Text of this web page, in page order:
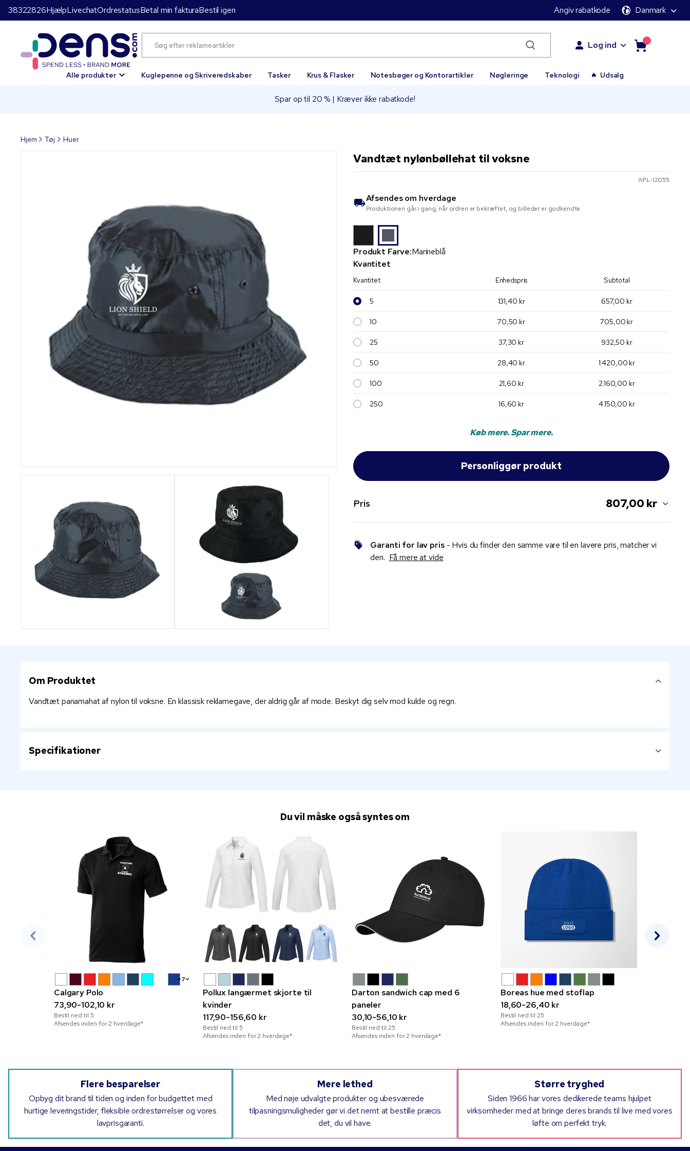
38322826HjælpLivechatOrdrestatusBetal min fakturaBestil igen Angiv rabatkode Danmark
Log ind
Alle produkter Kuglepenne og Skriveredskaber Tasker Krus & Flasker Notesbøger og Kontorartikler Nøgleringe Teknologi Udsalg
Spar op til 20 % | Kræver ikke rabatkode!
Hjem Tøj Huer
Vandtæt nylønbøllehat til voksne
APL-12055
Afsendes om hverdage
Produktionen går i gang, når ordren er bekræftet, og billeder er godkendte
Produkt Farve:Marineblå
Kvantitet
Kvantitet Enhedspris Subtotal
5 131,40 kr 657,00 kr
10 70,50 kr 705,00 kr
25 37,30 kr 932,50 kr
50 28,40 kr 1.420,00 kr
100 21,60 kr 2.160,00 kr
250 16,60 kr 4.150,00 kr
Køb mere. Spar mere.
Pris 807,00 kr
Garanti for lav pris- Hvis du finder den samme vare til en lavere pris, matcher vi
den. Få mere at vide
Om Produktet
Vandtæt panamahat af nylon til voksne. En klassisk reklamegave, der aldrig går af mode. Beskyt dig selv mod kulde og regn.
Specifikationer
Du vil måske også syntes om
+7
Calgary Polo
73,90-102,10 kr
Bestil ned til 5
Afsendes inden for 2 hverdage*
Pollux langærmet skjorte til
kvinder
117,90-156,60 kr
Bestil ned til 5
Afsendes inden for 2 hverdage*
Darton sandwich cap med 6
paneler
30,10-56,10 kr
Bestil ned til 25
Afsendes inden for 2 hverdage*
Boreas hue med stoflap
18,60-26,40 kr
Bestil ned til 25
Afsendes inden for 2 hverdage*
Flere besparelser
Opbyg dit brand til tiden og inden for budgettet med
hurtige leveringstider, fleksible ordrestørrelser og vores
lavprisgaranti.
Mere lethed
Med nøje udvalgte produkter og ubesværede
tilpasningsmuligheder gør vi det nemt at bestille præcis
det, du vil have.
Større tryghed
Siden 1966 har vores dedikerede teams hjulpet
virksomheder med at bringe deres brands til live med vores
løfte om perfekt tryk.